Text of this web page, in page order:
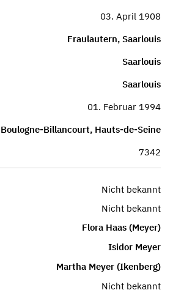
03. April 1908
Fraulautern, Saarlouis
Saarlouis
Saarlouis
01. Februar 1994
Boulogne-Billancourt, Hauts-de-Seine
7342
Nicht bekannt
Nicht bekannt
Flora Haas (Meyer)
Isidor Meyer
Martha Meyer (Ikenberg)
Nicht bekannt